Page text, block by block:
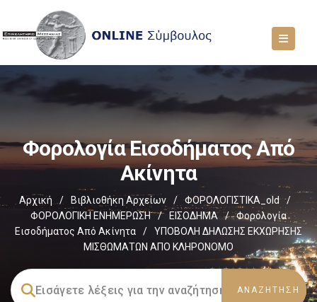
Φορολογία Εισοδήματος Από
Ακίνητα
Αρχική / Βιβλιοθήκη Αρχείων / ΦΟΡΟΛΟΓΙΣΤΙΚΑ_old
/
ΦΟΡΟΛΟΓΙΚΗ ΕΝΗΜΕΡΩΣΗ
/ ΕΙΣΟΔΗΜΑ /
Φορολογία
Εισοδήματος Από Ακίνητα
/
ΥΠΟΒΟΛΗ ΔΗΛΩΣΗΣ ΕΚΧΩΡΗΣΗΣ
ΜΙΣΘΩΜΑΤΩΝ ΑΠΟ ΚΛΗΡΟΝΟΜΟ